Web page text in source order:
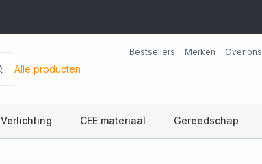
Alle producten
Bestsellers Merken Over ons
Verlichting CEE materiaal Gereedschap